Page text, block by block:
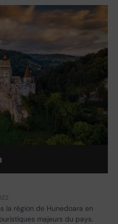
la région de Hunedoara en
majeurs du pays.